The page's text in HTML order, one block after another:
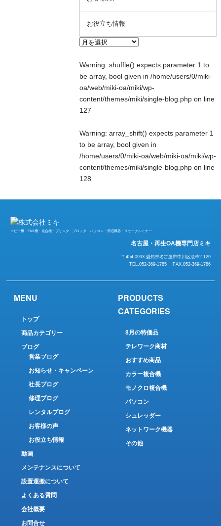
お役立ち情報
Warning: shuffle() expects parameter 1 to
be array, bool given in/home/users/0/miki-
oa/web/miki-oa/miki/wp-
content/themes/miki/single-blog.php on line
127
Warning: array_shift() expects parameter 1
to be array, bool given in
/home/users/0/miki-oa/web/miki-oa/miki/wp-
content/themes/miki/single-blog.php on line
128
コピー機・FAX機・複合機・プリンタ・プロッタ・パソコン・周辺機器・リサイクルトナー
名古屋・再生OA機専門店ミキ
〒454-0933 愛知県名古屋市中川区法華2-129
TEL.052-369-1785 FAX.052-369-1786
MENU
トップ
商品カテゴリー
ブログ
営業ブログ
お知らせ・キャンペーン
社長ブログ
修理ブログ
レンタルブログ
お客様の声
お役立ち情報
動画
メンテナンスについて
設置運搬について
よくある質問
会社概要
お問合せ
PRODUCTS
CATEGORIES
8月の特価品
テレワーク商材
おすすめ商品
カラー複合機
モノクロ複合機
パソコン
シュレッダー
ネットワーク機器
その他